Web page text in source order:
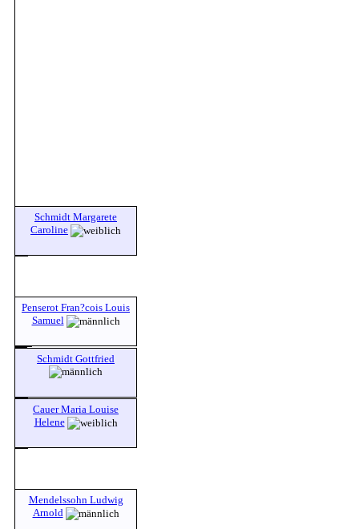
Schmidt Margarete
Caroline
Penserot Fran?cois Louis
Samuel
Schmidt Gottfried
Cauer Maria Louise
Helene
Mendelssohn Ludwig
Arnold